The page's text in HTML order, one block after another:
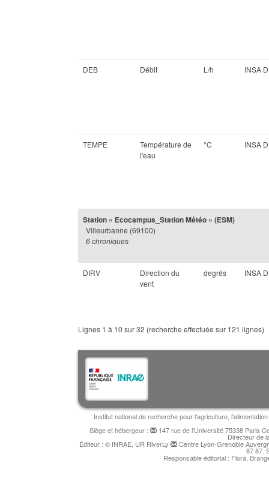
DEB Débit L/h INSA
TEMPE
Température de
l'eau
°C INSA
Station « Ecocampus_Station Météo » (ESM)
Villeurbanne (69100)
6 chroniques
DIRV
Direction du
vent
degrés INSA
Lignes 1 à 10 sur 32 (recherche effectuée sur 121 lignes)
Institut national de recherche pour l'agriculture,
Siège et hébergeur :
147 rue de l'Université 75338 Paris
Directeur de
Éditeur : © INRAE, UR RiverLy Centre Lyon-Grenoble
87 87.
Responsable éditorial : Flora,